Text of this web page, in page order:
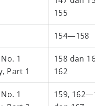
155
154—158
1
Part 1
158 dan
162
1
159,